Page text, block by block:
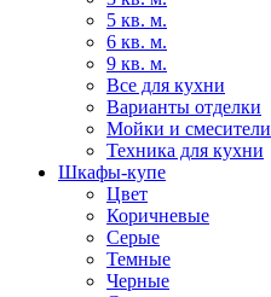
5 кв. м.
6 кв. м.
9 кв. м.
Все для кухни
Варианты отделки
Мойки и смесители
Техника для кухни
Шкафы-купе
Цвет
Коричневые
Серые
Темные
Черные